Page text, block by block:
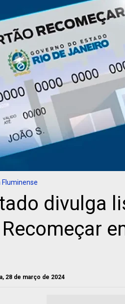
Fluminense
divulga
28 de março de 2024